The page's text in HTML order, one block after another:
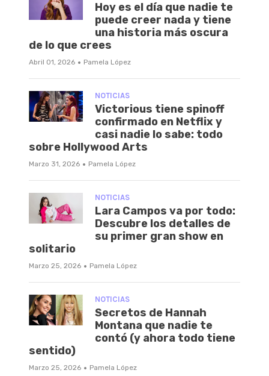
Hoy es el día que nadie te
puede creer nada y tiene
una historia más oscura
de lo que crees
Abril 01, 2026 · Pamela López
NOTICIAS
Victorious tiene spinoff
confirmado en Netflix y
casi nadie lo sabe: todo
sobre Hollywood Arts
Marzo 31, 2026 · Pamela López
NOTICIAS
Lara Campos va por todo:
Descubre los detalles de
su primer gran show en
solitario
Marzo 25, 2026 · Pamela López
NOTICIAS
Secretos de Hannah
Montana que nadie te
contó (y ahora todo tiene
sentido)
Marzo 25, 2026 · Pamela López